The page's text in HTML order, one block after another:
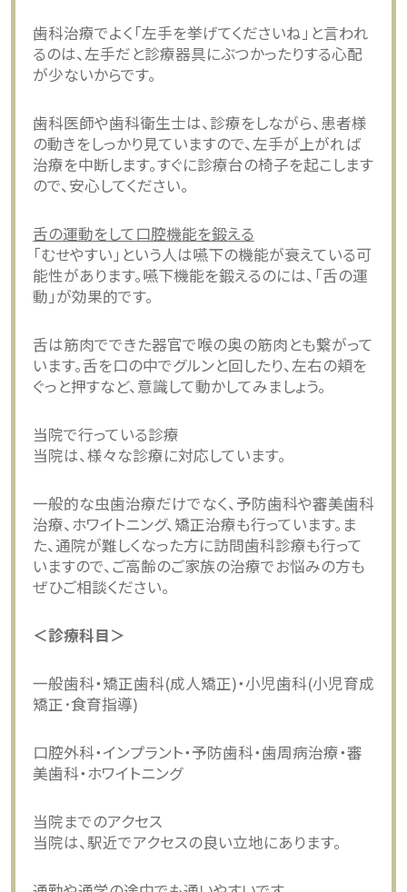
歯科治療でよく「左手を挙げてくださいね」と言われ
るのは、左手だと診療器具にぶつかったりする心配
が少ないからです。
歯科医師や歯科衛生士は、診療をしながら、患者様
の動きをしっかり見ていますので、左手が上がれば
治療を中断します。すぐに診療台の椅子を起こします
ので、安心してください。
舌の運動をして口腔機能を鍛える
「むせやすい」という人は嚥下の機能が衰えている可
能性があります。嚥下機能を鍛えるのには、「舌の運
動」が効果的です。
舌は筋肉でできた器官で喉の奥の筋肉とも繋がって
います。舌を口の中でグルンと回したり、左右の頬を
ぐっと押すなど、意識して動かしてみましょう。
当院で行っている診療
当院は、様々な診療に対応しています。
一般的な虫歯治療だけでなく、予防歯科や審美歯科
治療、ホワイトニング、矯正治療も行っています。ま
た、通院が難しくなった方に訪問歯科診療も行って
いますので、ご高齢のご家族の治療でお悩みの方も
ぜひご相談ください。
＜診療科目＞
一般歯科・矯正歯科(成人矯正)・小児歯科(小児育成
矯正･食育指導)
口腔外科・インプラント・予防歯科・歯周病治療・審
美歯科・ホワイトニング
当院までのアクセス
当院は、駅近でアクセスの良い立地にあります。